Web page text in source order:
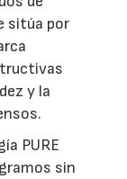
sitúa por
y la
PURE
sin